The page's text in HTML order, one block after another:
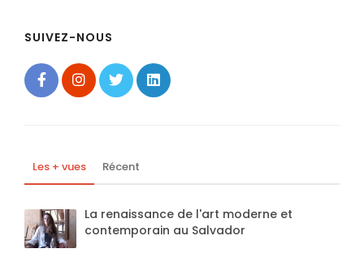
SUIVEZ-NOUS
Les + vues Récent
La renaissance de l'art moderne et
contemporain au Salvador